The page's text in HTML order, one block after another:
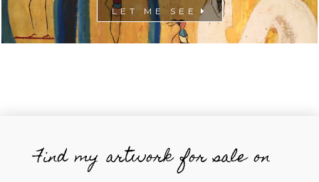
LET ME SEE
Find my artwork for sale on